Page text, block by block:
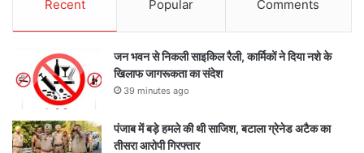
Recent Popular Comments
जन भवन से निकली साइकिल रैली, कार्मिकों ने दिया नशे के
खिलाफ जागरूकता का संदेश
39 minutes ago
पंजाब में बड़े हमले की थी साजिश, बटाला ग्रेनेड अटैक का
तीसरा आरोपी गिरफ्तार